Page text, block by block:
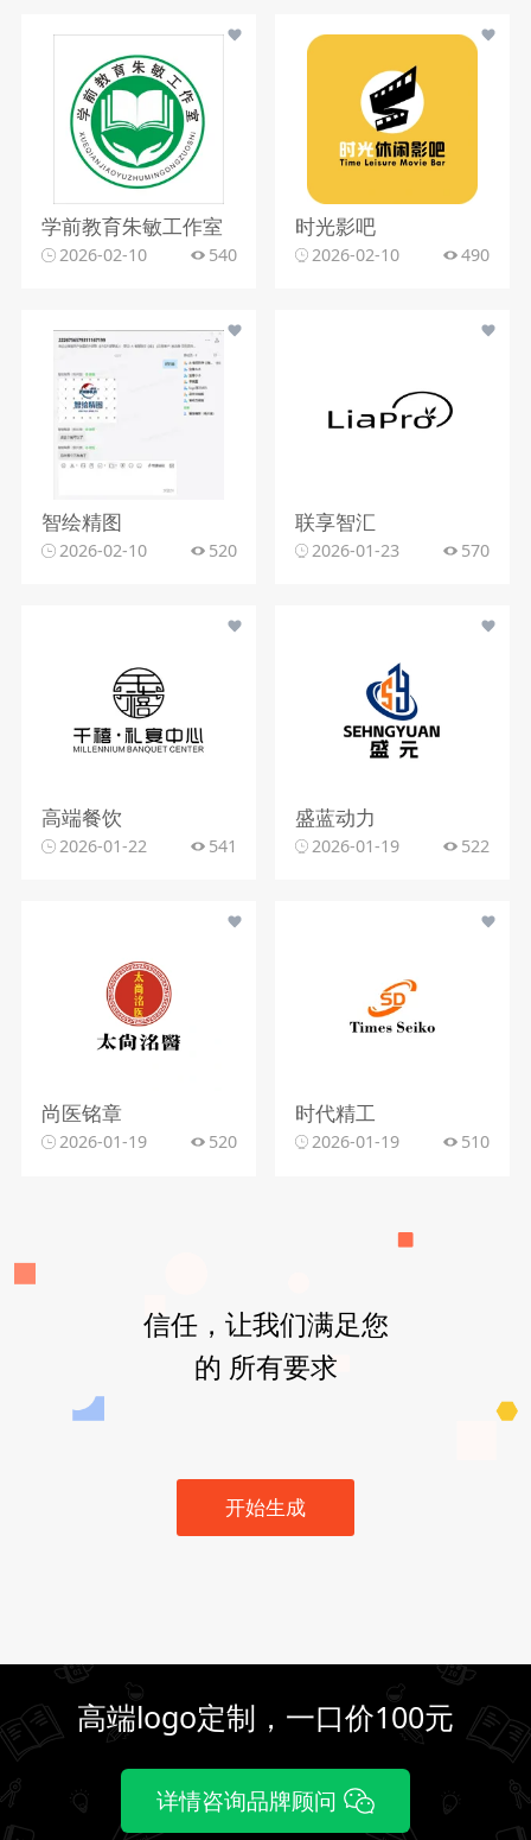
学前教育朱敏工作室
2026-02-10 540
时光影吧
2026-02-10 490
智绘精图
2026-02-10 520
联享智汇
2026-01-23 570
高端餐饮
2026-01-22 541
盛蓝动力
2026-01-19 522
尚医铭章
2026-01-19 520
时代精工
2026-01-19 510
信任，让我们满足您
的 所有要求
开始生成
高端logo定制，一口价100元
详情咨询品牌顾问